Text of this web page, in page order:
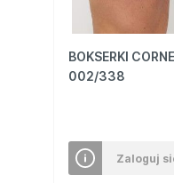
BOKSERKI
002/338
Zaloguj